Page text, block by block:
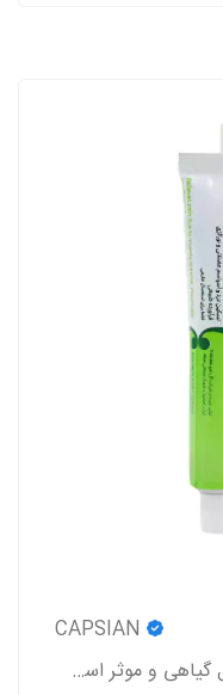
پماد کاپسیان گل دارو یک محصول گیاهی و موثر است که باعث برطرف شدن درد روماتیسم و نورالژی، رفع درد و اسپاسم‌های عضلانی، بهبود درد کمر و مشکلات این چنینی